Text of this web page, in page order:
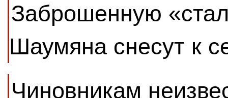
Заброшенную
Шаумяна снесут к
Чиновникам